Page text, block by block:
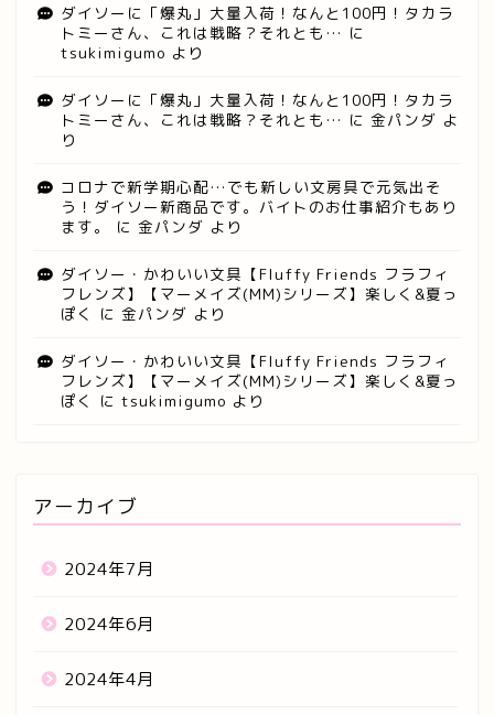
ダイソーに「爆丸」大量入荷！なんと100円！タカラ
トミーさん、これは戦略？それとも… に
tsukimigumo より
ダイソーに「爆丸」大量入荷！なんと100円！タカラ
トミーさん、これは戦略？それとも… に 金パンダ よ
り
コロナで新学期心配…でも新しい文房具で元気出そ
う！ダイソー新商品です。バイトのお仕事紹介もあり
ます。
に 金パンダ より
ダイソー・かわいい文具【Fluffy Friends フラフィ
フレンズ】【マーメイズ(MM)シリーズ】楽しく&夏っ
ぽく
に 金パンダ より
ダイソー・かわいい文具【Fluffy Friends フラフィ
フレンズ】【マーメイズ(MM)シリーズ】楽しく&夏っ
ぽく
に tsukimigumo より
アーカイブ
2024年7月
2024年6月
2024年4月